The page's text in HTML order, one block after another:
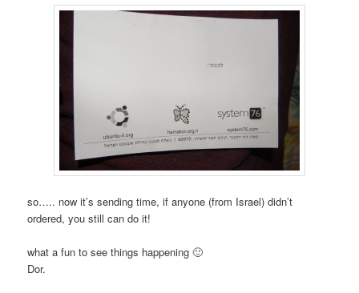
so….. now it’s sending time, if anyone (from Israel) didn’t
ordered, you still can do it!
what a fun to see things happening 🙂
Dor.